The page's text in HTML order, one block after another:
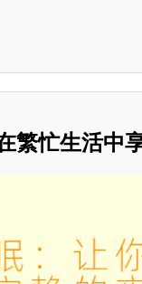
繁忙生活中